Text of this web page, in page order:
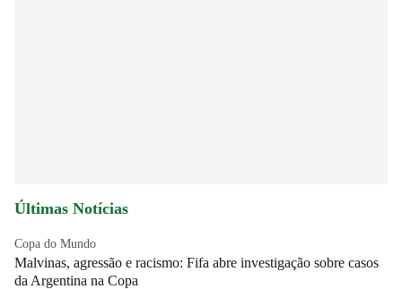
Últimas Notícias
Copa do Mundo
Malvinas, agressão e racismo: Fifa abre investigação sobre casos
da Argentina na Copa